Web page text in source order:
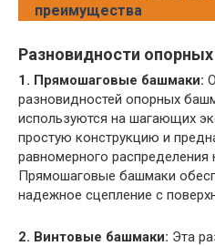
преимущества
Разновидности
1. Прямошаговые башмаки:
разновидностей опорных
используются на шагающих
простую конструкцию и
равномерного распределения
Прямошаговые башмаки
надежное сцепление с
2. Винтовые башмаки: Эта